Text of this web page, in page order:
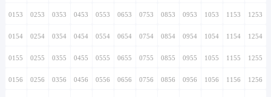
0153 0253 0353 0453 0553 0653 0753 0853 0953 1053 1153 1253
0154 0254 0354 0454 0554 0654 0754 0854 0954 1054 1154 1254
0155 0255 0355 0455 0555 0655 0755 0855 0955 1055 1155 1255
0156 0256 0356 0456 0556 0656 0756 0856 0956 1056 1156 1256